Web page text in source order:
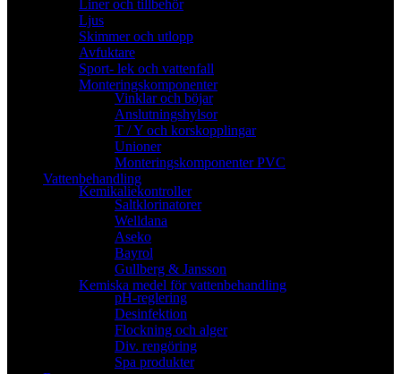
Liner och tillbehör
Ljus
Skimmer och utlopp
Avfuktare
Sport- lek och vattenfall
Monteringskomponenter
Vinklar och böjar
Anslutningshylsor
T / Y och korskopplingar
Unioner
Monteringskomponenter PVC
Vattenbehandling
Kemikaliekontroller
Saltklorinatorer
Welldana
Aseko
Bayrol
Gullberg & Jansson
Kemiska medel för vattenbehandling
pH-reglering
Desinfektion
Flockning och alger
Div. rengöring
Spa produkter